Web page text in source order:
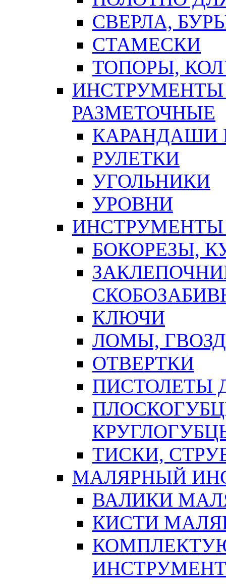
СВЕРЛА,
СТАМЕСКИ
ТОПОРЫ,
ИНСТРУМЕНТЫ
РАЗМЕТОЧНЫЕ
КАРАНДАШИ
РУЛЕТКИ
УГОЛЬНИКИ
УРОВНИ
БОКОРЕЗЫ,
КЛЮЧИ
ЛОМЫ,
ОТВЕРТКИ
ПИСТОЛЕТЫ
ТИСКИ,
МАЛЯРНЫЙ
ВАЛИКИ
КИСТИ